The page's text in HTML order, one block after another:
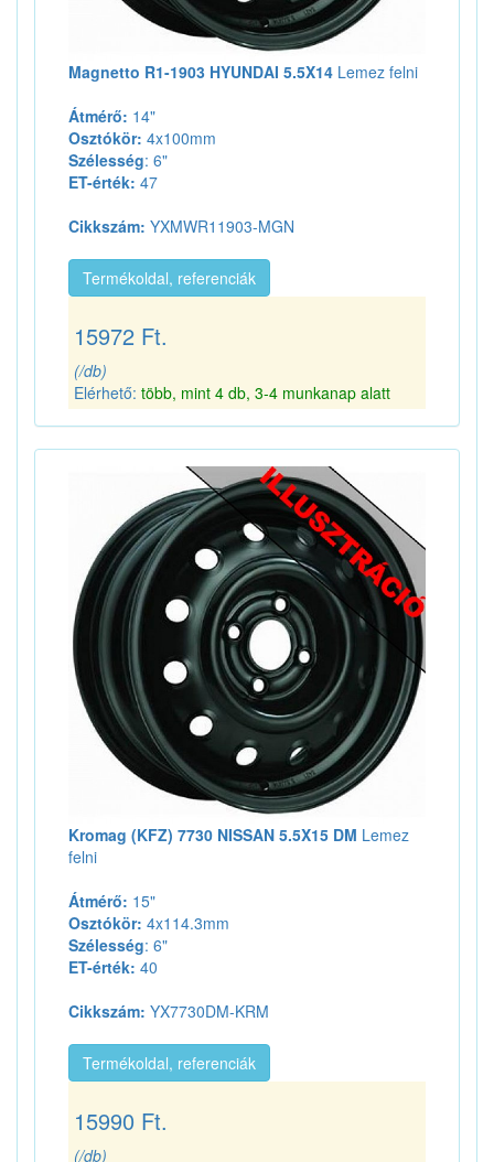
Magnetto R1-1903 HYUNDAI 5.5X14 Lemez felni
Átmérő: 14"
Osztókör: 4x100mm
Szélesség: 6"
ET-érték: 47
Cikkszám: YXMWR11903-MGN
Termékoldal, referenciák
15972 Ft.
(/db)
Elérhető: több, mint 4 db, 3-4 munkanap alatt
Kromag (KFZ) 7730 NISSAN 5.5X15 DM Lemez
felni
Átmérő: 15"
Osztókör: 4x114.3mm
Szélesség: 6"
ET-érték: 40
Cikkszám: YX7730DM-KRM
Termékoldal, referenciák
15990 Ft.
(/db)